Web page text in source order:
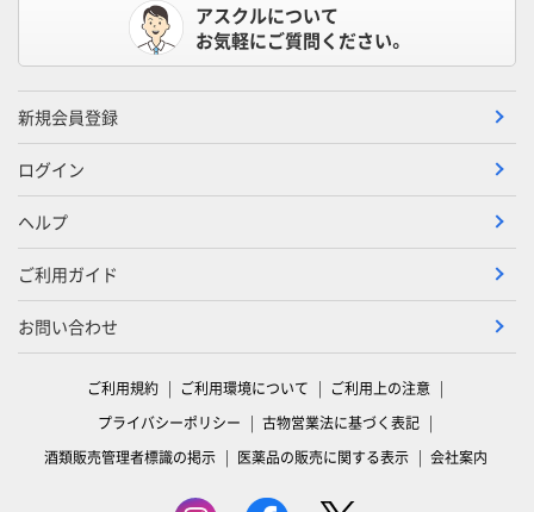
アスクルについて
お気軽にご質問ください。
新規会員登録
ログイン
ヘルプ
ご利用ガイド
お問い合わせ
ご利用規約 ご利用環境について
ご利用上の注意
プライバシーポリシー
古物営業法に基づく表記
酒類販売管理者標識の掲示
医薬品の販売に関する表示 会社案内